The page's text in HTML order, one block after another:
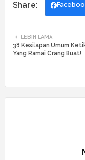
LEBIH LAMA
38 Kesilapan Umum
Yang Ramai Orang Buat!